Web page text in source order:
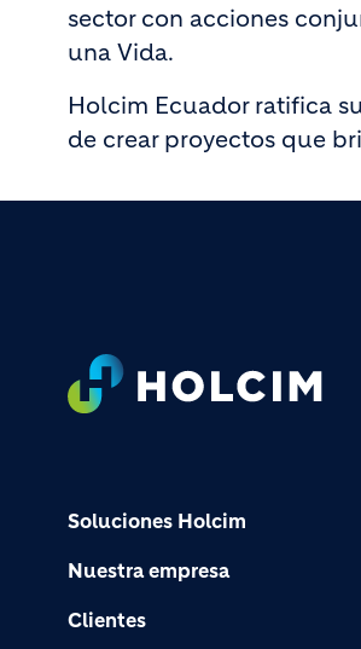
sector con acciones
una Vida.
Holcim Ecuador ratifica
de crear proyectos que
Soluciones Holcim
Nuestra empresa
Clientes